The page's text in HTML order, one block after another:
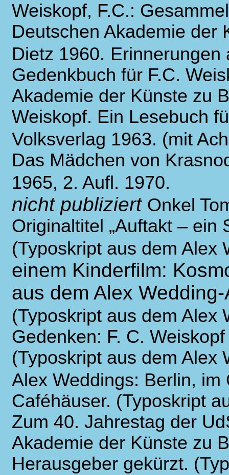
Weiskopf, F.C.:
Deutschen Akademie der
Dietz 1960. Erinnerungen
Gedenkbuch für F.C.
Akademie der Künste zu
Weiskopf. Ein Lesebuch
Volksverlag 1963. (mit
Das Mädchen von
1965, 2. Aufl. 1970.
nicht publiziert Onkel
Originaltitel „Auftakt – ein
(Typoskript aus dem Alex
einem Kinderfilm:
aus dem Alex
(Typoskript aus dem Alex
Gedenken: F. C.
(Typoskript aus dem Alex
Alex Weddings: Berlin, im
Caféhäuser. (Typoskript
Zum 40. Jahrestag der
Akademie der Künste zu
Herausgeber gekürzt.